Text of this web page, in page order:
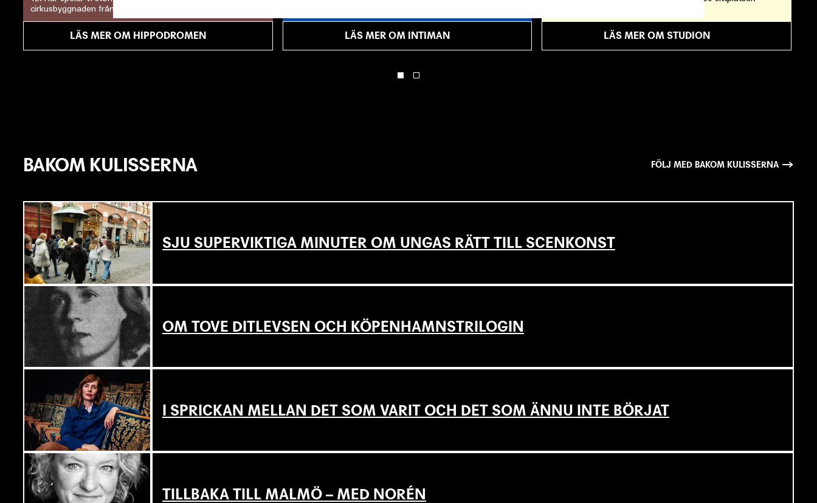
cirkusbyggnaden från 1899.
LÄS MER OM HIPPODROMEN LÄS MER OM INTIMAN LÄS MER OM STUDION
BAKOM KULISSERNA FÖLJ MED BAKOM KULISSERNA
SJU SUPERVIKTIGA MINUTER OM UNGAS RÄTT TILL SCENKONST
OM TOVE DITLEVSEN OCH KÖPENHAMNSTRILOGIN
I SPRICKAN MELLAN DET SOM VARIT OCH DET SOM ÄNNU INTE BÖRJAT
TILLBAKA TILL MALMÖ – MED NORÉN